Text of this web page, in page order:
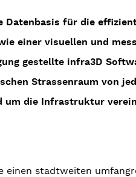
für die
einer visuellen und
gestellte infra3D
Strassenraum von
die Infrastruktur
stadtweiten